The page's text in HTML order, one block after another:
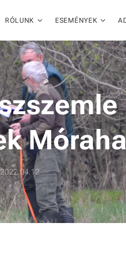
RÓLUNK ESEMÉNYEK
2022.04.12